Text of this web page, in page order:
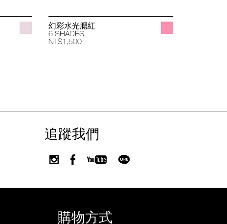
幻彩水光腮紅
6 SHADES
NT$1,500
追蹤我們
購物方式